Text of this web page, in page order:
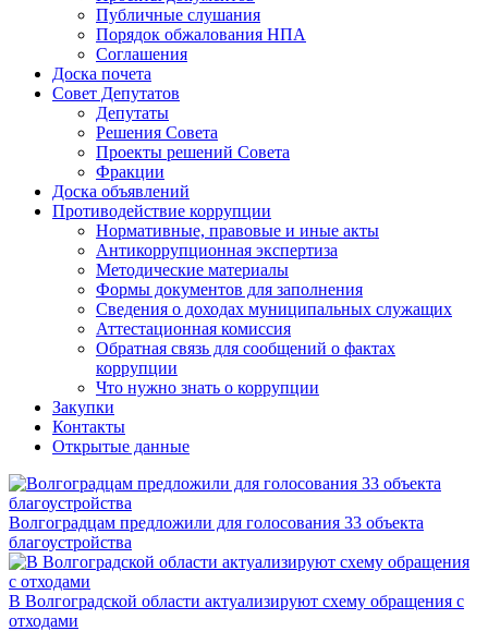
Публичные слушания
Порядок обжалования НПА
Соглашения
Доска почета
Совет Депутатов
Депутаты
Решения Совета
Проекты решений Совета
Фракции
Доска объявлений
Противодействие коррупции
Нормативные, правовые и иные акты
Антикоррупционная экспертиза
Методические материалы
Формы документов для заполнения
Сведения о доходах муниципальных служащих
Аттестационная комиссия
Обратная связь для сообщений о фактах
коррупции
Что нужно знать о коррупции
Закупки
Контакты
Открытые данные
Волгоградцам предложили для голосования 33 объекта
благоустройства
В Волгоградской области актуализируют схему обращения с
отходами